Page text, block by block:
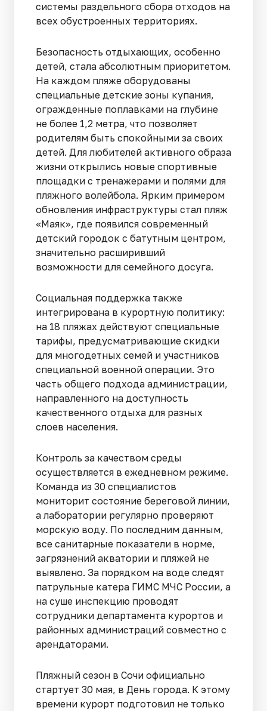
системы раздельного сбора отходов на
всех обустроенных территориях.
Безопасность отдыхающих, особенно
детей, стала абсолютным приоритетом.
На каждом пляже оборудованы
специальные детские зоны купания,
огражденные поплавками на глубине
не более 1,2 метра, что позволяет
родителям быть спокойными за своих
детей. Для любителей активного образа
жизни открылись новые спортивные
площадки с тренажерами и полями для
пляжного волейбола. Ярким примером
обновления инфраструктуры стал пляж
«Маяк», где появился современный
детский городок с батутным центром,
значительно расширивший
возможности для семейного досуга.
Социальная поддержка также
интегрирована в курортную политику:
на 18 пляжах действуют специальные
тарифы, предусматривающие скидки
для многодетных семей и участников
специальной военной операции. Это
часть общего подхода администрации,
направленного на доступность
качественного отдыха для разных
слоев населения.
Контроль за качеством среды
осуществляется в ежедневном режиме.
Команда из 30 специалистов
мониторит состояние береговой линии,
а лаборатории регулярно проверяют
морскую воду. По последним данным,
все санитарные показатели в норме,
загрязнений акватории и пляжей не
выявлено. За порядком на воде следят
патрульные катера ГИМС МЧС России, а
на суше инспекцию проводят
сотрудники департамента курортов и
районных администраций совместно с
арендаторами.
Пляжный сезон в Сочи официально
стартует 30 мая, в День города. К этому
времени курорт подготовил не только